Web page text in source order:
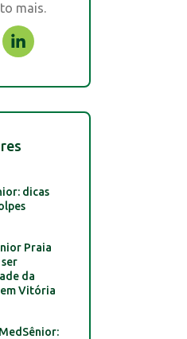
mais.
dicas
Praia
da
Vitória